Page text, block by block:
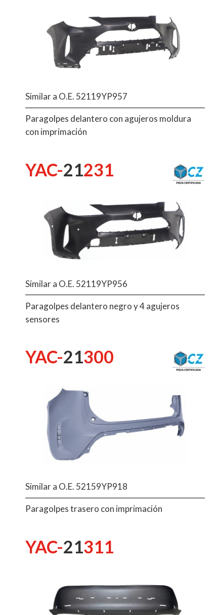
Similar a O.E. 52119YP957
Paragolpes delantero con agujeros moldura
con imprimación
YAC-21231
Similar a O.E. 52119YP956
Paragolpes delantero negro y 4 agujeros
sensores
YAC-21300
Similar a O.E. 52159YP918
Paragolpes trasero con imprimación
YAC-21311